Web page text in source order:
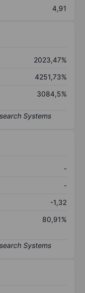
4,91
2023,47%
4251,73%
3084,5%
-
-
-1,32
80,91%